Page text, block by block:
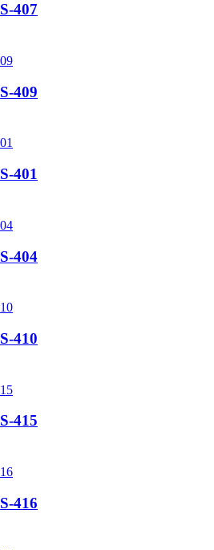
407
409
401
404
410
415
416